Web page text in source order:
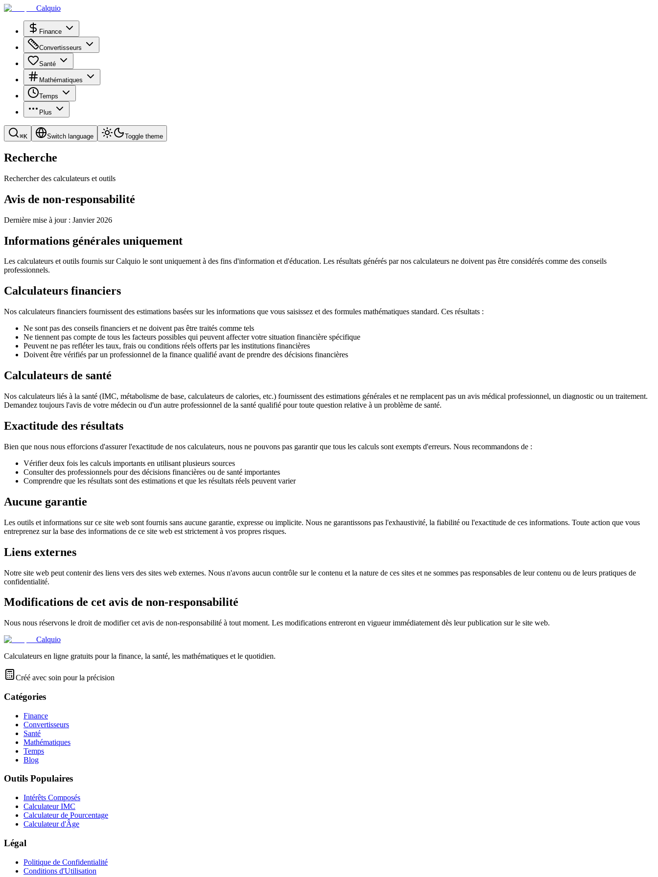
Calquio
Finance
Convertisseurs
Santé
Mathématiques
Temps
Plus
⌘K Switch language Toggle theme
Recherche
Rechercher des calculateurs et outils
Avis de non-responsabilité
Dernière mise à jour : Janvier 2026
Informations générales uniquement
Les calculateurs et outils fournis sur Calquio le sont uniquement à des fins d'information et d'éducation. Les résultats générés par nos calculateurs ne doivent pas être considérés comme des conseils
professionnels.
Calculateurs financiers
Nos calculateurs financiers fournissent des estimations basées sur les informations que vous saisissez et des formules mathématiques standard. Ces résultats :
Ne sont pas des conseils financiers et ne doivent pas être traités comme tels
Ne tiennent pas compte de tous les facteurs possibles qui peuvent affecter votre situation financière spécifique
Peuvent ne pas refléter les taux, frais ou conditions réels offerts par les institutions financières
Doivent être vérifiés par un professionnel de la finance qualifié avant de prendre des décisions financières
Calculateurs de santé
Nos calculateurs liés à la santé (IMC, métabolisme de base, calculateurs de calories, etc.) fournissent des estimations générales et ne remplacent pas un avis médical professionnel, un diagnostic ou un traitement.
Demandez toujours l'avis de votre médecin ou d'un autre professionnel de la santé qualifié pour toute question relative à un problème de santé.
Exactitude des résultats
Bien que nous nous efforcions d'assurer l'exactitude de nos calculateurs, nous ne pouvons pas garantir que tous les calculs sont exempts d'erreurs. Nous recommandons de :
Vérifier deux fois les calculs importants en utilisant plusieurs sources
Consulter des professionnels pour des décisions financières ou de santé importantes
Comprendre que les résultats sont des estimations et que les résultats réels peuvent varier
Aucune garantie
Les outils et informations sur ce site web sont fournis sans aucune garantie, expresse ou implicite. Nous ne garantissons pas l'exhaustivité, la fiabilité ou l'exactitude de ces informations. Toute action que vous
entreprenez sur la base des informations de ce site web est strictement à vos propres risques.
Liens externes
Notre site web peut contenir des liens vers des sites web externes. Nous n'avons aucun contrôle sur le contenu et la nature de ces sites et ne sommes pas responsables de leur contenu ou de leurs pratiques de
confidentialité.
Modifications de cet avis de non-responsabilité
Nous nous réservons le droit de modifier cet avis de non-responsabilité à tout moment. Les modifications entreront en vigueur immédiatement dès leur publication sur le site web.
Calquio
Calculateurs en ligne gratuits pour la finance, la santé, les mathématiques et le quotidien.
Créé avec soin pour la précision
Catégories
Finance
Convertisseurs
Santé
Mathématiques
Temps
Blog
Outils Populaires
Intérêts Composés
Calculateur IMC
Calculateur de Pourcentage
Calculateur d'Âge
Légal
Politique de Confidentialité
Conditions d'Utilisation